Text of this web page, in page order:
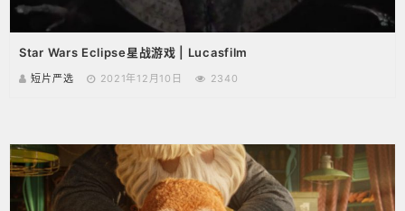
Star Wars Eclipse星战游戏 | Lucasfilm
短片严选 2021年12月10日 2340